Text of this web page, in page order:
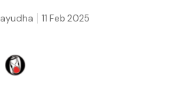
11 Feb 2025